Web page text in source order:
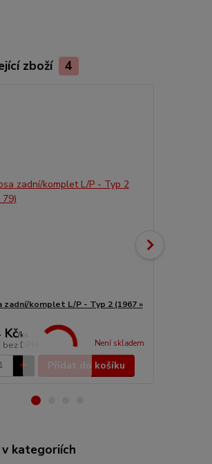
zboží 4
zadní/komplet L/P - Typ 2 (1967 »
Kč/ks
bez DPH Není skladem
Přidat do košíku
kategoriích